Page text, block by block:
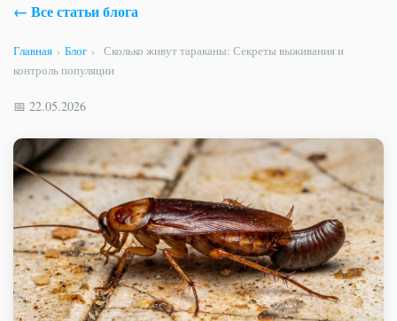
← Все статьи блога
Главная › Блог ›
Сколько живут тараканы: Секреты выживания и
контроль популяции
📅 22.05.2026